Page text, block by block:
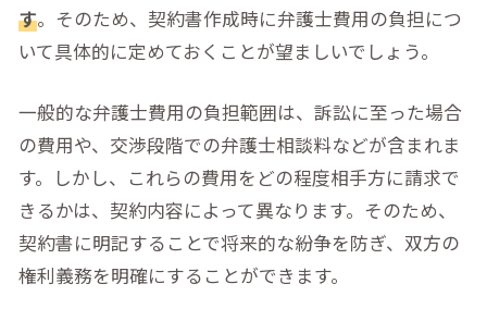
す。そのため、契約書作成時に弁護士費用の負担につ
いて具体的に定めておくことが望ましいでしょう。
一般的な弁護士費用の負担範囲は、訴訟に至った場合
の費用や、交渉段階での弁護士相談料などが含まれま
す。しかし、これらの費用をどの程度相手方に請求で
きるかは、契約内容によって異なります。そのため、
契約書に明記することで将来的な紛争を防ぎ、双方の
権利義務を明確にすることができます。